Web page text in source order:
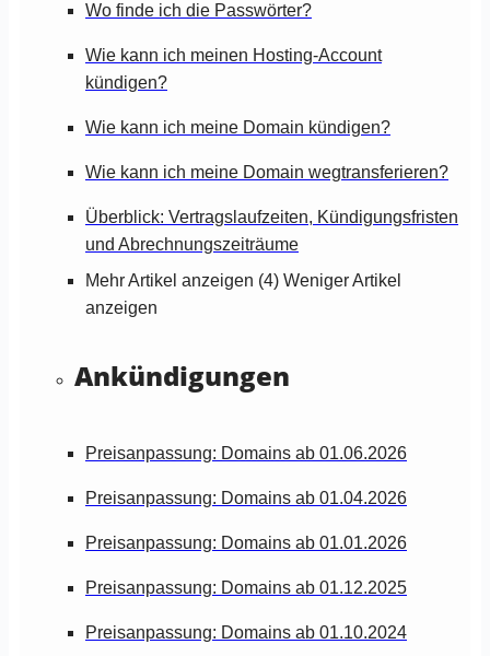
Wo finde ich die Passwörter?
Wie kann ich meinen Hosting-Account
kündigen?
Wie kann ich meine Domain kündigen?
Wie kann ich meine Domain wegtransferieren?
Überblick: Vertragslaufzeiten, Kündigungsfristen
und Abrechnungszeiträume
Mehr Artikel anzeigen (4) Weniger Artikel
anzeigen
Ankündigungen
Preisanpassung: Domains ab 01.06.2026
Preisanpassung: Domains ab 01.04.2026
Preisanpassung: Domains ab 01.01.2026
Preisanpassung: Domains ab 01.12.2025
Preisanpassung: Domains ab 01.10.2024